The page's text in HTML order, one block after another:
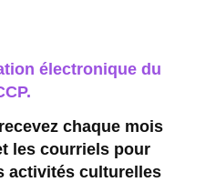
électronique du
chaque mois
les courriels pour
activités culturelles